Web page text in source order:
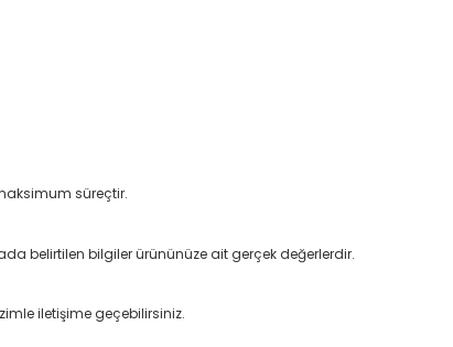
süreçtir.
belirtilen bilgiler ürününüze ait gerçek değerlerdir.
iletişime geçebilirsiniz.